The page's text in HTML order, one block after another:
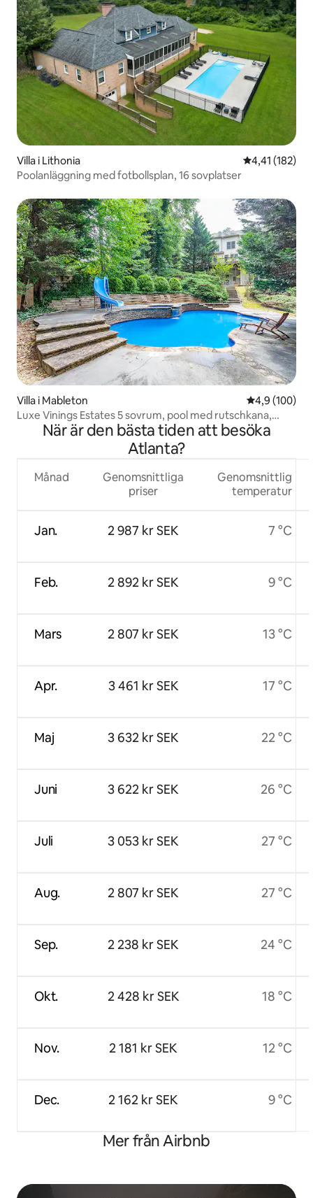
Villa i Lithonia 4,41 av 5 i
4,41 (182)
Poolanläggning med fotbollsplan, 16 sovplatser
Villa i Mableton 4,9 av 5 i
4,9 (100)
Luxe Vinings Estates 5 sovrum, pool med rutschkana,
öppnaNär är den bästa tiden att besöka
Atlanta?
Månad
Jan.
Feb.
Mars
Apr.
Maj
Juni
Juli
Aug.
Sep.
Okt.
Nov.
Dec.
Genomsnittliga
priser
2 987 kr SEK
2 892 kr SEK
2 807 kr SEK
3 461 kr SEK
3 632 kr SEK
3 622 kr SEK
3 053 kr SEK
2 807 kr SEK
2 238 kr SEK
2 428 kr SEK
2 181 kr SEK
2 162 kr SEK
Genomsnittlig
temperatur
7 °C
9 °C
13 °C
17 °C
22 °C
26 °C
27 °C
27 °C
24 °C
18 °C
12 °C
9 °C
Mer från Airbnb